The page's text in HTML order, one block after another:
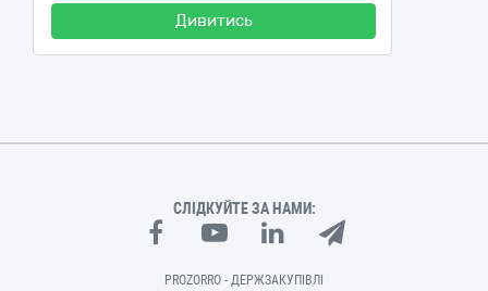
Дивитись
СЛІДКУЙТЕ ЗА НАМИ:
PROZORRO - ДЕРЖЗАКУПІВЛІ